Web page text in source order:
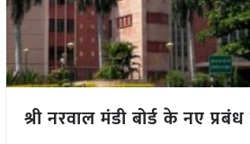
श्री नरवाल मंडी बोर्ड के नए